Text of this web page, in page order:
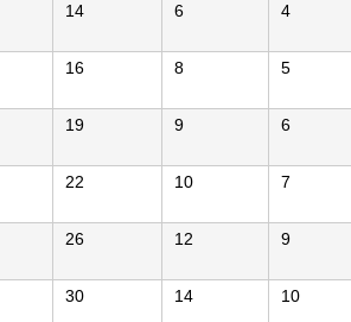
14 6 4
16 8 5
19 9 6
22 10 7
26 12 9
30 14 10